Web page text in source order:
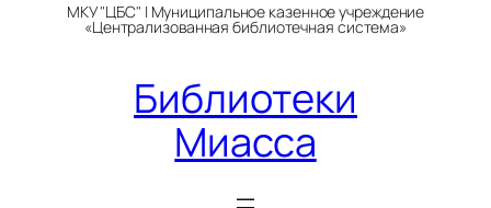
МКУ "ЦБС" | Муниципальное казенное учреждение
«Централизованная библиотечная система»
Библиотеки
Миасса